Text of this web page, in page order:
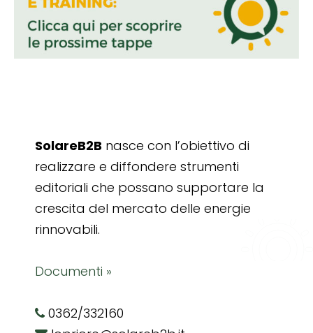
SolareB2B nasce con l’obiettivo di
realizzare e diffondere strumenti
editoriali che possano supportare la
crescita del mercato delle energie
rinnovabili.
Documenti »
0362/332160